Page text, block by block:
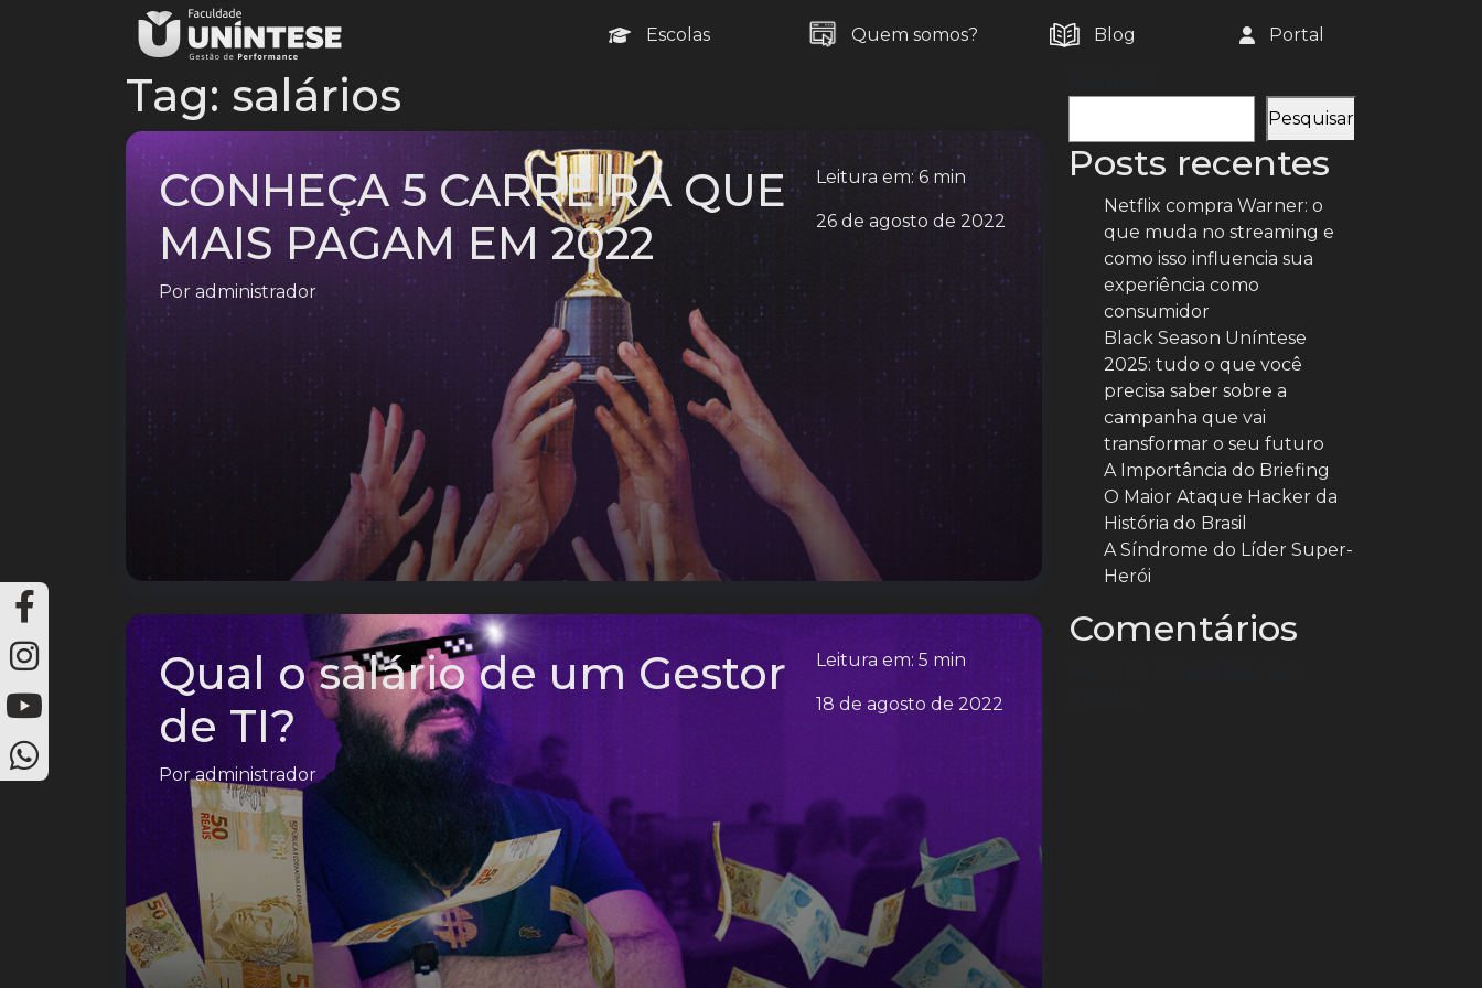
Escolas Quem somos? Blog Portal
Tag: salários
CONHEÇA 5 CARREIRA QUE
MAIS PAGAM EM 2022
Por administrador
Leitura em: 6 min
26 de agosto de 2022
Qual o salário de um Gestor
de TI?
Poradministrador
Leitura em: 5 min
18 de agosto de 2022
Pesquisar
Posts recentes
Netflix compra Warner: o
que muda no streaming e
como isso influencia sua
experiência como
consumidor
Black Season Uníntese
2025: tudo o que você
precisa saber sobre a
campanha que vai
transformar o seu futuro
A Importância do Briefing
O Maior Ataque Hacker da
História do Brasil
A Síndrome do Líder Super-
Herói
Comentários